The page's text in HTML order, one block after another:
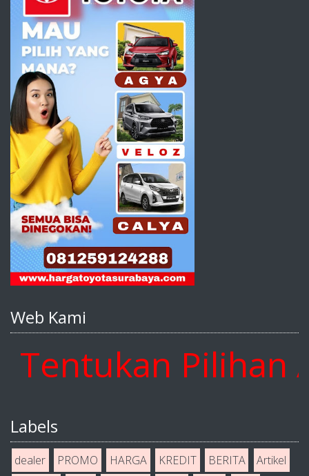
Web Kami
Pilihan
Labels
dealer PROMO HARGA KREDIT BERITA Artikel